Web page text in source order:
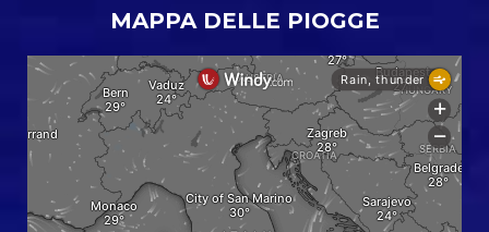
MAPPA DELLE PIOGGE